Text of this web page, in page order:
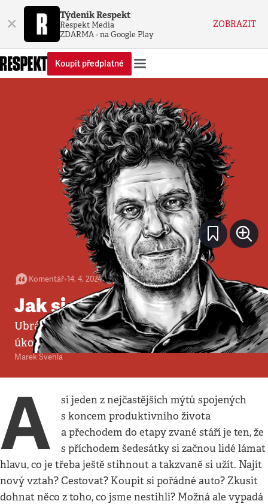
× Týdeník Respekt
Respekt Media
ZDARMA - na Google Play
ZOBRAZIT
Koupit předplatné
Komentář•14. 4. 2024•5minut
Jak si užít přechod do stáří
Ubránit se balastu a umět i v nejbanálnějším
úkonu najít osobní uspokojení
Marek Švehla
A
si jeden z nejčastějších mýtů spojených
s koncem produktivního života
a přechodem do etapy zvané stáří je ten, že
s příchodem šedesátky si začnou lidé lámat
hlavu, co je třeba ještě stihnout a takzvaně si užít. Najít
nový vztah? Cestovat? Koupit si pořádné auto? Zkusit
dohnat něco z toho, co jsme nestihli? Možná ale vypadá